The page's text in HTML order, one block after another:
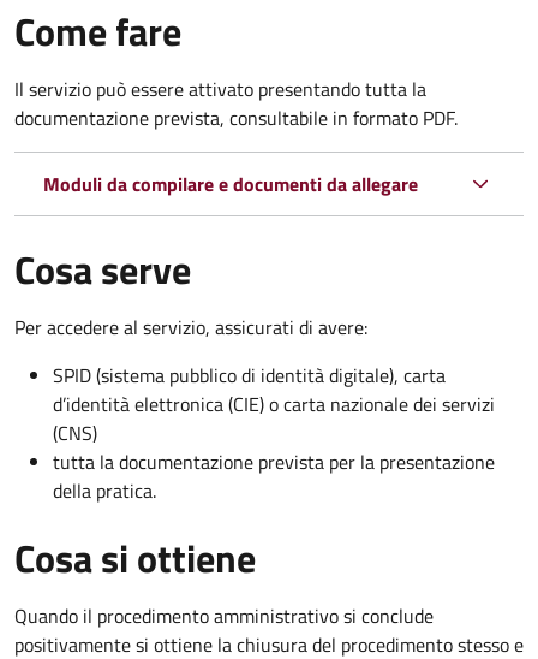
Come fare
Il servizio può essere attivato presentando tutta la
documentazione prevista, consultabile in formato PDF.
Moduli da compilare e documenti da allegare
Cosa serve
Per accedere al servizio, assicurati di avere:
SPID (sistema pubblico di identità digitale), carta
d’identità elettronica (CIE) o carta nazionale dei servizi
(CNS)
tutta la documentazione prevista per la presentazione
della pratica.
Cosa si ottiene
Quando il procedimento amministrativo si conclude
positivamente si ottiene la chiusura del procedimento stesso e